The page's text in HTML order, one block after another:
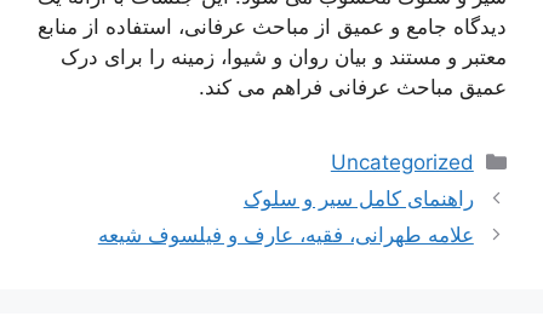
دیدگاه جامع و عمیق از مباحث عرفانی، استفاده از منابع
معتبر و مستند و بیان روان و شیوا، زمینه را برای درک
عمیق مباحث عرفانی فراهم می کند.
دسته‌ها
Uncategorized
ناوبری
نوشته‌ها
راهنمای کامل سیر و سلوک
علامه طهرانی، فقیه، عارف و فیلسوف شیعه